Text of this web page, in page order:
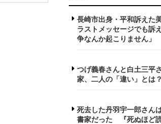
長崎市出身・平和訴えた
ラストメッセージでも
争なんか起こりません」
つげ義春さんと白土三
家、二人の「違い」とは？
死去した丹羽宇一郎さん
書家だった 『死ぬほど